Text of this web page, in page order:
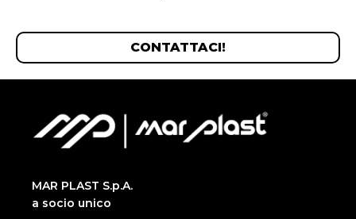
CONTATTACI!
MAR PLAST S.p.A.
a socio unico